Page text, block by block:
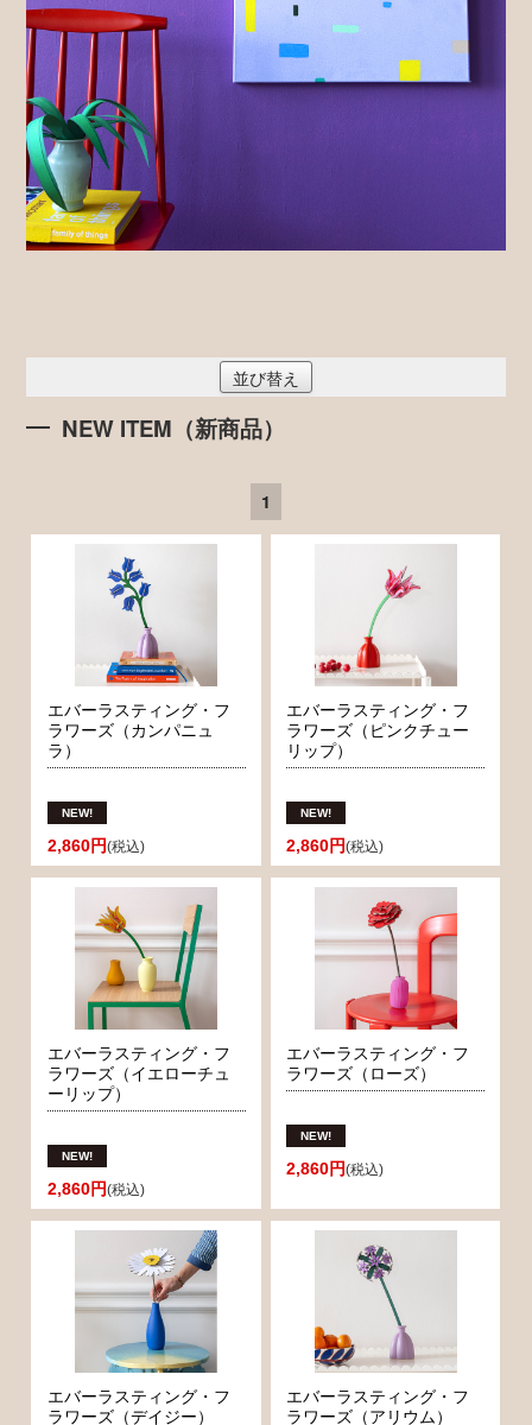
並び替え
NEW ITEM（新商品）
1
エバーラスティング・フ
ラワーズ（カンパニュ
ラ）
2,860円(税込)
エバーラスティング・フ
ラワーズ（ピンクチュー
リップ）
2,860円(税込)
エバーラスティング・フ
ラワーズ（イエローチュ
ーリップ）
2,860円(税込)
エバーラスティング・フ
ラワーズ（ローズ）
2,860円(税込)
エバーラスティング・フ
ラワーズ（デイジー）
エバーラスティング・フ
ラワーズ（アリウム）